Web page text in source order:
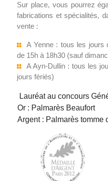
Sur place, vous pourrez
fabrications et spécialités,
vente :
A Yenne : tous les jours
de 15h à 18h30 (sauf
A Ayn-Dullin : tous les
jours fériés)
Lauréat au concours
Or : Palmarès Beaufort
Argent : Palmarès tomme